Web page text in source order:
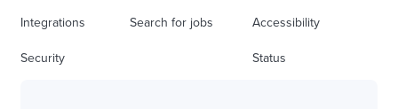
Integrations
Security
Search for jobs Accessibility
Status